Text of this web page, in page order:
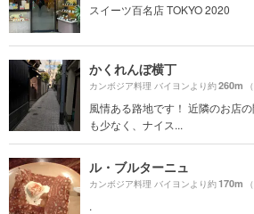
スイーツ百名店 TOKYO 2020
かくれんぼ横丁
カンボジア料理 バイヨンより約260m
風情ある路地です！ 近隣のお店
も少なく、ナイス...
ル・ブルターニュ
カンボジア料理 バイヨンより約170m
.